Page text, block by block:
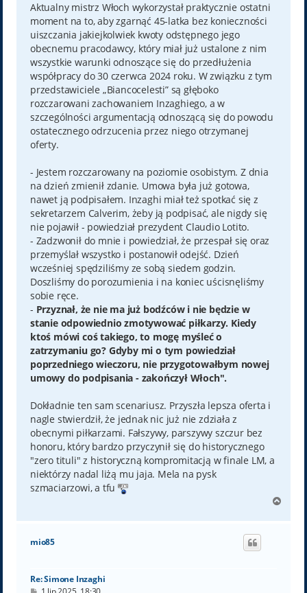
Aktualny mistrz Włoch wykorzystał praktycznie ostatni
moment na to, aby zgarnąć 45-latka bez konieczności
uiszczania jakiejkolwiek kwoty odstępnego jego
obecnemu pracodawcy, który miał już ustalone z nim
wszystkie warunki odnoszące się do przedłużenia
współpracy do 30 czerwca 2024 roku. W związku z tym
przedstawiciele „Biancocelesti” są głęboko
rozczarowani zachowaniem Inzaghiego, a w
szczególności argumentacją odnoszącą się do powodu
ostatecznego odrzucenia przez niego otrzymanej
oferty.
- Jestem rozczarowany na poziomie osobistym. Z dnia
na dzień zmienił zdanie. Umowa była już gotowa,
nawet ją podpisałem. Inzaghi miał też spotkać się z
sekretarzem Calverim, żeby ją podpisać, ale nigdy się
nie pojawił - powiedział prezydent Claudio Lotito.
- Zadzwonił do mnie i powiedział, że przespał się oraz
przemyślał wszystko i postanowił odejść. Dzień
wcześniej spędziliśmy ze sobą siedem godzin.
Doszliśmy do porozumienia i na koniec uścisnęliśmy
sobie ręce.
- Przyznał, że nie ma już bodźców i nie będzie w
stanie odpowiednio zmotywować piłkarzy. Kiedy
ktoś mówi coś takiego, to mogę myśleć o
zatrzymaniu go? Gdyby mi o tym powiedział
poprzedniego wieczoru, nie przygotowałbym nowej
umowy do podpisania - zakończył Włoch".
Dokładnie ten sam scenariusz. Przyszła lepsza oferta i
nagle stwierdził, że jednak nic już nie zdziała z
obecnymi piłkarzami. Fałszywy, parszywy szczur bez
honoru, który bardzo przyczynił się do historycznego
"zero tituli" z historyczną kompromitacją w finale LM, a
niektórzy nadal liżą mu jaja. Mela na pysk
szmaciarzowi, a tfu
g
mio85
Re: Simone Inzaghi
P